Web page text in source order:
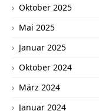
Oktober 2025
Mai 2025
Januar 2025
Oktober 2024
März 2024
Januar 2024